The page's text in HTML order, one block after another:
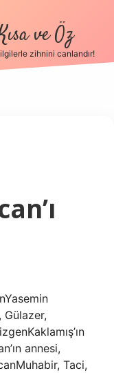
ve Öz
zihnini canlandır!
Gülazer,
annesi,
Taci,